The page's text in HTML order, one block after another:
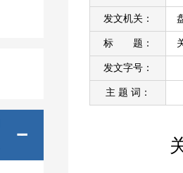
发文机关：
标 题：
发文字号：
主 题 词：